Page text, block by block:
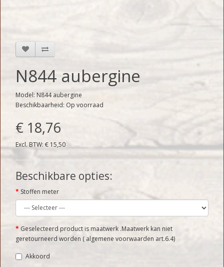
N844 aubergine
Model: N844 aubergine
Beschikbaarheid: Op voorraad
€ 18,76
Excl. BTW: € 15,50
Beschikbare opties:
Stoffen meter
Geselecteerd product is maatwerk .Maatwerk kan niet
geretourneerd worden ( algemene voorwaarden art.6.4)
Akkoord